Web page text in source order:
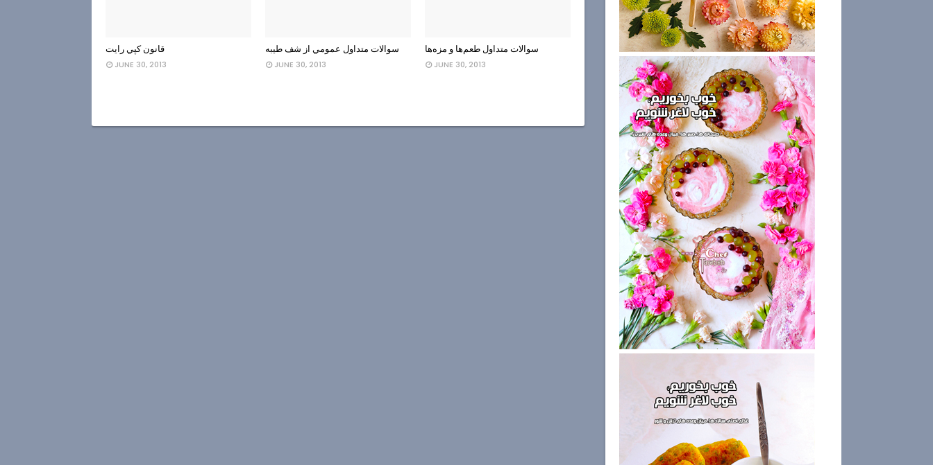
قانون كپي رايت
JUNE 30, 2013
سوالات متداول عمومي از شف طيبه
JUNE 30, 2013
سوالات متداول طعم‌ها و مزه‌ها
JUNE 30, 2013